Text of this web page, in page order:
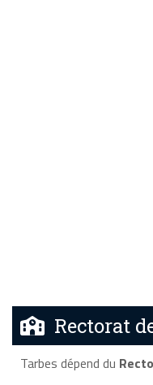
Rectorat
Tarbes dépend du